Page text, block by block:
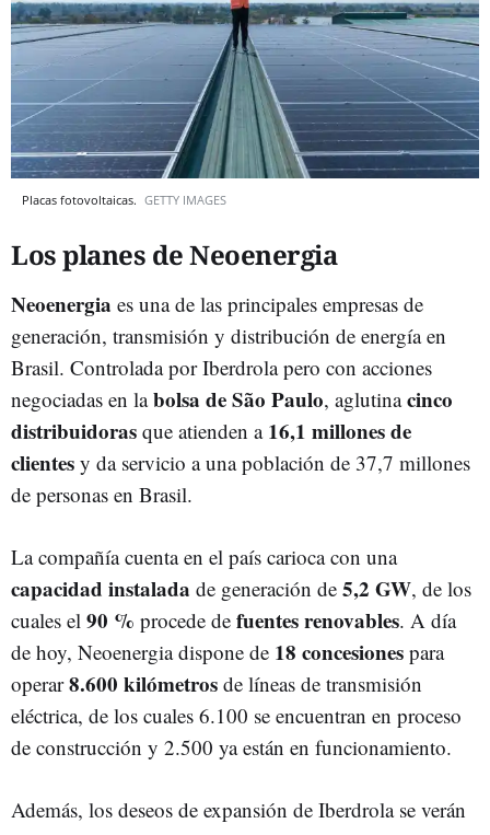
Placas fotovoltaicas. GETTY IMAGES
Los planes de Neoenergia
Neoenergia es una de las principales empresas de
generación, transmisión y distribución de energía en
Brasil. Controlada por Iberdrola pero con acciones
negociadas en labolsa de São Paulo, aglutinacinco
distribuidoras que atienden a 16,1 millones de
clientes y da servicio a una población de 37,7 millones
de personas en Brasil.
La compañía cuenta en el país carioca con una
capacidad instalada de generación de 5,2 GW, de los
cuales el 90 % procede de fuentes renovables. A día
de hoy, Neoenergia dispone de 18 concesiones para
operar8.600 kilómetros de líneas de transmisión
eléctrica, de los cuales 6.100 se encuentran en proceso
de construcción y 2.500 ya están en funcionamiento.
Además, los deseos de expansión de Iberdrola se verán